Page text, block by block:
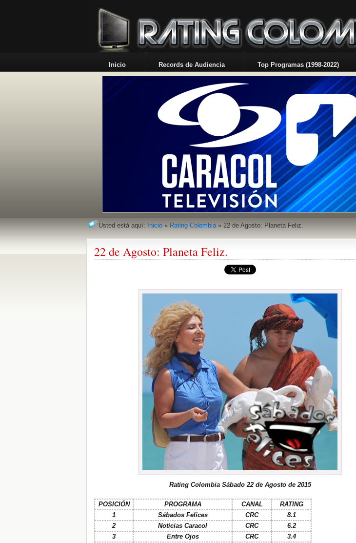
Inicio Records de Audiencia Top Programas (1998-2022)
Usted está aquí: Inicio » Rating Colombia» 22 de Agosto: Planeta Feliz.
22 de Agosto: Planeta Feliz.
Rating Colombia Sábado 22 de Agosto de 2015
POSICIÓN PROGRAMA CANAL
RATING
1
Sábados Felices CRC
8.1
2
Noticias Caracol CRC
6.2
3
Entre Ojos CRC
3.4